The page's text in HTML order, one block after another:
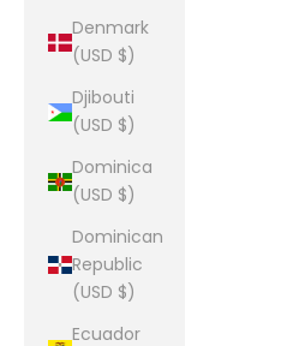
Denmark
(USD $)
Djibouti
(USD $)
Dominica
(USD $)
Dominican
Republic
(USD $)
Ecuador